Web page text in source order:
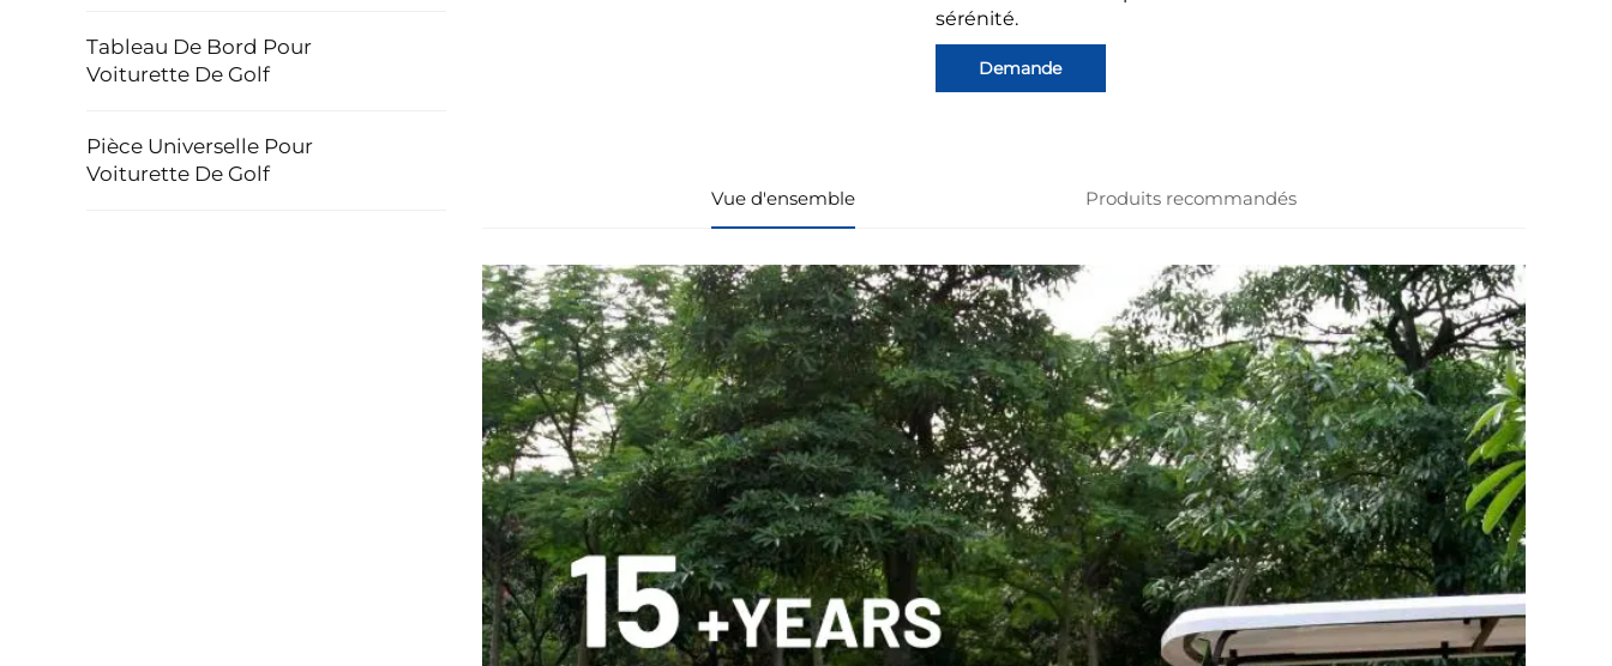
Tableau De Bord Pour
Voiturette De Golf
Pièce Universelle Pour
Voiturette De Golf
sérénité.
Demande
Vue d'ensemble Produits recommandés